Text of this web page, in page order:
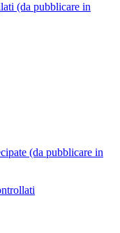
(da pubblicare in
(da pubblicare in